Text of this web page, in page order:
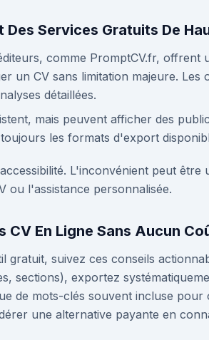
Services Gratuits De
comme PromptCV.fr, offrent
un CV sans limitation majeure.
détaillées.
mais peuvent afficher des
les formats d'export
L'inconvénient peut être
ou l'assistance personnalisée.
CV En Ligne Sans Aucun
gratuit, suivez ces conseils
sections), exportez
de mots-clés souvent incluse
une alternative payante en